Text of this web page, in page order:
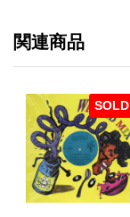
関連商品
SOLD